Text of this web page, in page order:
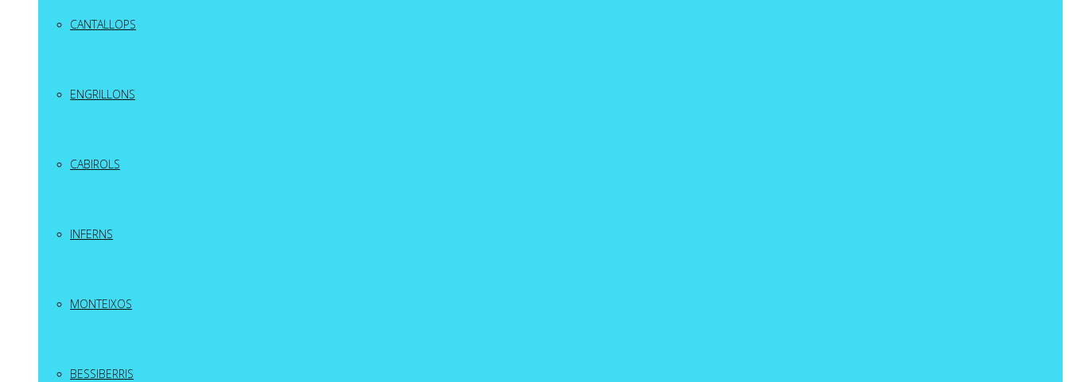
CANTALLOPS
ENGRILLONS
CABIROLS
INFERNS
MONTEIXOS
BESSIBERRIS